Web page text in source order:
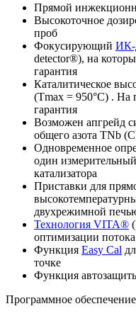
Прямой
Высокоточное
проб
Фокусирующий ИК-
detector®), на
гарантия
Каталитическое
(Tmax = 950°C) . На
гарантия
Возможен апгрейд
общего азота TNb
Одновременное
один
катализатора
Приставки для
двухрежимной
Технология VITA®
оптимизации потока
Функция Easy Cal
точке
Функция
Программное обеспечение